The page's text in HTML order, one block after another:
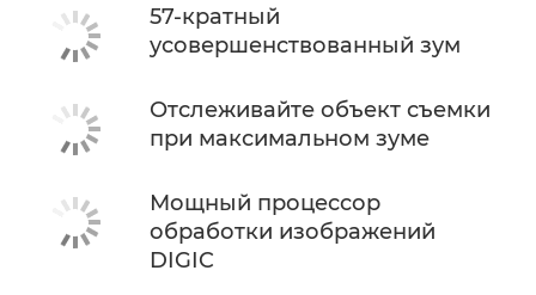
57-кратный
усовершенствованный зум
Отслеживайте объект съемки
при максимальном зуме
Мощный процессор
обработки изображений
DIGIC